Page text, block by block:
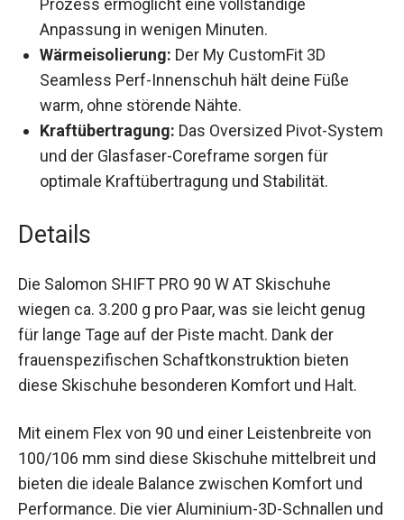
Prozess ermöglicht eine vollständige
Anpassung in wenigen Minuten.
Wärmeisolierung: Der My CustomFit 3D
Seamless Perf-Innenschuh hält deine Füße
warm, ohne störende Nähte.
Kraftübertragung: Das Oversized Pivot-
System und der Glasfaser-Coreframe sorgen
für optimale Kraftübertragung und Stabilität.
Details
Die Salomon SHIFT PRO 90 W AT Skischuhe
wiegen ca. 3.200 g pro Paar, was sie leicht genug
für lange Tage auf der Piste macht. Dank der
frauenspezifischen Schaftkonstruktion bieten
diese Skischuhe besonderen Komfort und Halt.
Mit einem Flex von 90 und einer Leistenbreite von
100/106 mm sind diese Skischuhe mittelbreit
und bieten die ideale Balance zwischen Komfort
und Performance. Die vier Aluminium-3D-